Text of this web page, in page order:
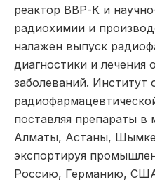
реактор ВВР-К и
радиохимии и
налажен выпуск
диагностики и лечения
заболеваний. Институт
поставляя препараты
Алматы, Астаны,
экспортируя
Россию, Германию,